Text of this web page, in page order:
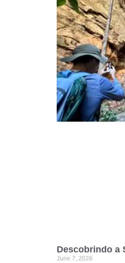
Descobrindo a
June 7, 2026